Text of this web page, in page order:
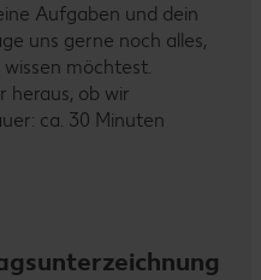
Aufgaben und dein
uns gerne noch alles,
möchtest.
heraus, ob wir
ca. 30 Minuten